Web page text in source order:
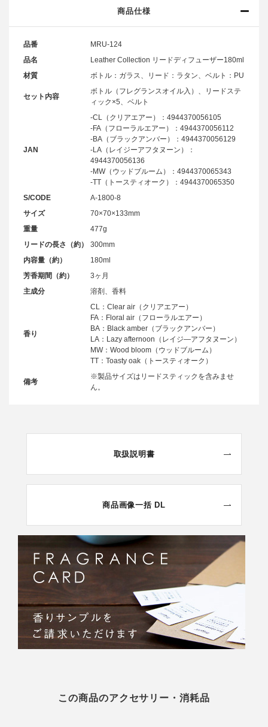
商品仕様
品番
MRU-124
品名
Leather Collection リードディフューザー180ml
材質
ボトル：ガラス、リード：ラタン、ベルト：PU
セット内容
ボトル（フレグランスオイル入）、リードステ
ィック×5、ベルト
JAN
-CL（クリアエアー）：4944370056105
-FA（フローラルエアー）：4944370056112
-BA（ブラックアンバー）：4944370056129
-LA（レイジーアフタヌーン）：
4944370056136
-MW（ウッドブルーム）：4944370065343
-TT（トースティオーク）：4944370065350
S/CODE
A-1800-8
サイズ
70×70×133mm
重量
477g
リードの長さ（約）
300mm
内容量（約）
180ml
芳香期間（約）
3ヶ月
主成分
溶剤、香料
香り
CL：Clear air（クリアエアー）
FA：Floral air（フローラルエアー）
BA：Black amber（ブラックアンバー）
LA：Lazy afternoon（レイジ―アフタヌーン）
MW：Wood bloom（ウッドブルーム）
TT：Toasty oak（トースティオーク）
備考
※製品サイズはリードスティックを含みませ
ん。
取扱説明書
商品画像一括 DL
この商品のアクセサリー・消耗品